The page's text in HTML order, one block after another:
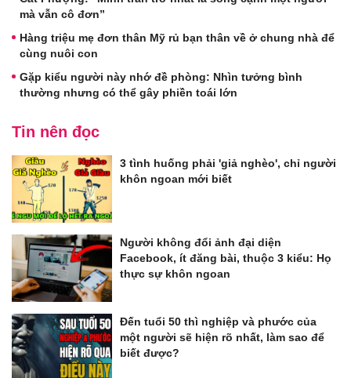
mà vẫn cô đơn”
Hàng triệu mẹ đơn thân Mỹ rủ bạn thân về ở chung nhà để
cùng nuôi con
Gặp kiểu người này nhớ đề phòng: Nhìn tưởng bình
thường nhưng có thể gây phiền toái lớn
Tin nên đọc
3 tình huống phải 'giả nghèo', chỉ người
khôn ngoan mới biết
Người không đổi ảnh đại diện
Facebook, ít đăng bài, thuộc 3 kiểu: Họ
thực sự khôn ngoan
Đến tuổi 50 thì nghiệp và phước của
một người sẽ hiện rõ nhất, làm sao để
biết được?